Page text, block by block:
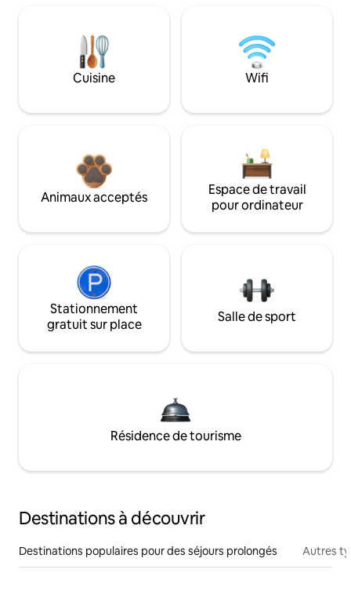
Cuisine Wifi
Animaux acceptés
Espace de travail
pour ordinateur
Stationnement
gratuit sur place
Salle de sport
Résidence de tourisme
Destinations à découvrir
Destinations populaires pour des séjours prolongés Autres